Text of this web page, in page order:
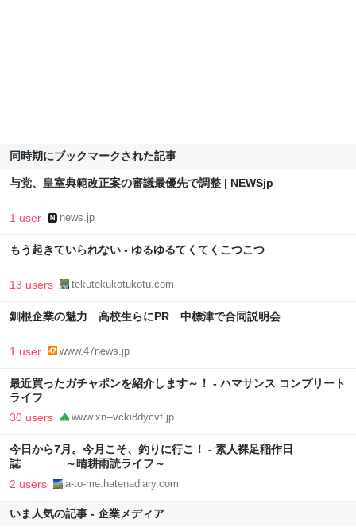
同時期にブックマークされた記事
与党、皇室典範改正案の審議最優先で調整 | NEWSjp
1 user news.jp
もう起きていられない - ゆるゆるてくてくこつこつ
13 users tekutekukotukotu.com
釧根企業の魅力 高校生らにPR 中標津で合同説明会
1 user www.47news.jp
最近買ったガチャポンを紹介します～！ - ハマサンス コンプリート
ライフ
30 users www.xn--vcki8dycvf.jp
今日から7月。今月こそ、釣りに行こ！ - 素人裸足稲作日
誌 ～晴耕雨読ライフ～
2 users a-to-me.hatenadiary.com
いま人気の記事 - 企業メディア